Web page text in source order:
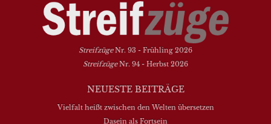
StreifzügeNr. 93 - Frühling 2026
StreifzügeNr. 94 - Herbst 2026
NEUESTE BEITRÄGE
Vielfalt heißt zwischen den Welten übersetzen
Dasein als Fortsein